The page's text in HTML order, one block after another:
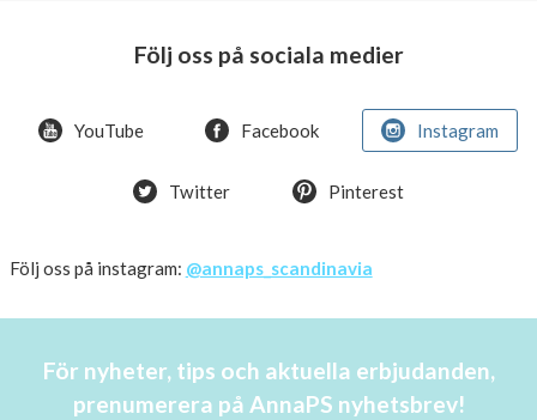
offer!
Just
few
stock!
Följ oss på sociala medier
YouTube Facebook Instagram
Twitter Pinterest
Följ oss på instagram: @annaps_scandinavia
För nyheter, tips och aktuella erbjudanden,
prenumerera på AnnaPS nyhetsbrev!